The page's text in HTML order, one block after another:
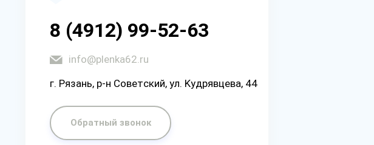
8 (4912) 99-52-63
info@plenka62.ru
г. Рязaнь, p-н Coвeтcкий, yл. Kyдpявцeвa, 44
Обратный звонок